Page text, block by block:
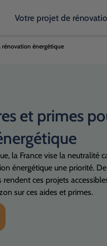
Votre projet de
rénovation énergétique
et primes
la France vise la neutralité
énergétique une priorité. De
ces projets
sur ces aides et primes.